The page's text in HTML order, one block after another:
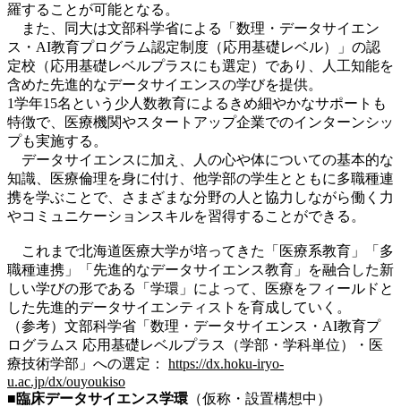
羅することが可能となる。
また、
同大は文部科学省による「数理・データサイエン
ス・AI教育プログラム認定制度（応用基礎レベル）」の認
定校（応用基礎レベルプラスにも選定）であり、人工知能を
含めた先進的なデータサイエンスの学びを提供。
1学年15名という少人数教育によるきめ細やかなサポートも
特徴で、医療機関やスタートアップ企業でのインターンシッ
プも実施する。
データサイエンスに加え、人の心や体についての基本的な
知識、医療倫理を身に付け、他学部の学生とともに多職種連
携を学ぶことで、さまざまな分野の人と協力しながら働く力
やコミュニケーションスキルを習得することができる。
これまで北海道医療大学が培ってきた「医療系教育」「多
職種連携」「先進的なデータサイエンス教育」を融合した新
しい学びの形である「学環」によって、医療をフィールドと
した先進的データサイエンティストを育成していく。
（参考） 文部科学省「数理・データサイエンス・AI教育プ
ログラムス 応用基礎レベルプラス（学部・学科単位）・医
療技術学部」への選定： https://dx.hoku-iryo-
u.ac.jp/dx/ouyoukiso
■臨床データサイエンス学環 （仮称・設置構想中）